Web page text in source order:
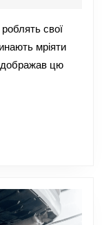
альбому
4
класу:
свої
мріяти
цю